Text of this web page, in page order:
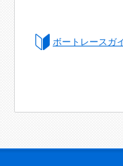
ボートレースガ